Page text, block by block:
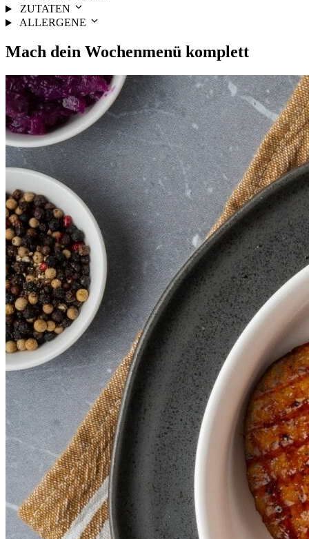
ZUTATEN
ALLERGENE
Mach dein Wochenmenü komplett